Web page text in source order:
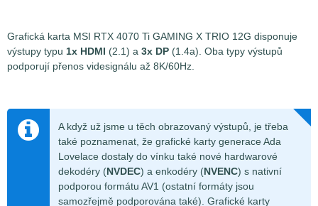
Grafická karta MSI RTX 4070 Ti GAMING X TRIO 12G disponuje
výstupy typu 1x HDMI (2.1) a 3x DP (1.4a). Oba typy výstupů
podporují přenos videsignálu až 8K/60Hz.
A když už jsme u těch obrazovaný výstupů, je třeba
také poznamenat, že grafické karty generace Ada
Lovelace dostaly do vínku také nové hardwarové
dekodéry (NVDEC) a enkodéry (NVENC) s nativní
podporou formátu AV1 (ostatní formáty jsou
samozřejmě podporována také). Grafické karty